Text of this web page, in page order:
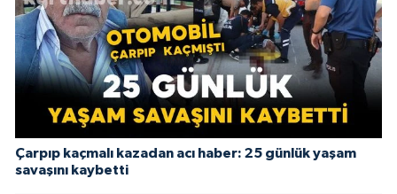
Çarpıp kaçmalı kazadan acı haber: 25 günlük yaşam
savaşını kaybetti